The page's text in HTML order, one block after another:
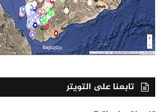
تابعنا على التويتر